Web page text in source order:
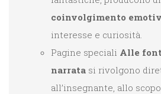
coinvolgimento
interesse e curiosità.
Pagine speciali Alle
narrata si rivolgono
all’insegnante, allo